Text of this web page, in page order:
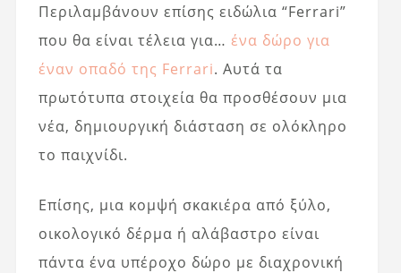
Περιλαμβάνουν επίσης ειδώλια “Ferrari”
που θα είναι τέλεια για… ένα δώρο για
έναν οπαδό της Ferrari. Αυτά τα
πρωτότυπα στοιχεία θα προσθέσουν μια
νέα, δημιουργική διάσταση σε ολόκληρο
το παιχνίδι.
Επίσης, μια κομψή σκακιέρα από ξύλο,
οικολογικό δέρμα ή αλάβαστρο είναι
πάντα ένα υπέροχο δώρο με διαχρονική